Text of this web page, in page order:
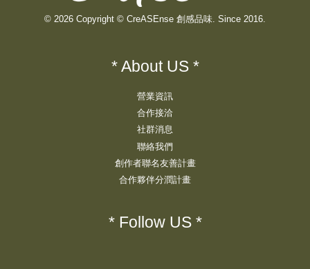
© 2026 Copyright © CreASEnse 創感品味. Since 2016.
* About US *
營業資訊
合作接洽
社群消息
聯絡我們
創作者聯名友善計畫
合作夥伴分潤計畫
* Follow US *